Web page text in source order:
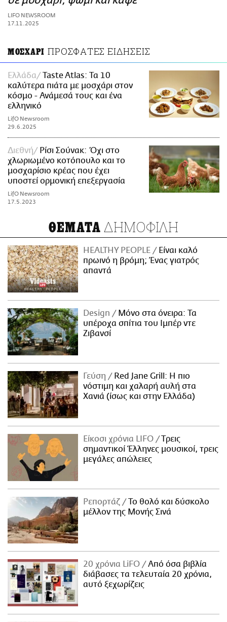
ΑΜΠΑ
PRINT
LIFO NEWSROOM
17.11.2025
ΜΟΣΧΑΡΙ ΠΡΟΣΦΑΤΕΣ ΕΙΔΗΣΕΙΣ
Ελλάδα
Taste Atlas: Τα 10
καλύτερα πιάτα με μοσχάρι στον
κόσμο - Ανάμεσά τους και ένα
ελληνικό
LifO Newsroom
29.6.2025
Διεθνή
Ρίσι Σούνακ: Όχι στο
χλωριωμένο κοτόπουλο και το
μοσχαρίσιο κρέας που έχει
υποστεί ορμονική επεξεργασία
LifO Newsroom
17.5.2023
ΘΕΜΑΤΑ ΔΗΜΟΦΙΛΗ
HEALTHY PEOPLE
Είναι καλό
πρωινό η βρόμη; Ένας γιατρός
απαντά
Design
Μόνο στα όνειρα: Τα
υπέροχα σπίτια του Ιμπέρ ντε
Ζιβανσί
Γεύση
Red Jane Grill: Η πιο
νόστιμη και χαλαρή αυλή στα
Χανιά (ίσως και στην Ελλάδα)
Είκοσι χρόνια LIFO
Tρεις
σημαντικοί Έλληνες μουσικοί, τρεις
μεγάλες απώλειες
Ρεπορτάζ
Το θολό και δύσκολο
μέλλον της Μονής Σινά
20 χρόνια LiFO
Από όσα βιβλία
διάβασες τα τελευταία 20 χρόνια,
αυτό ξεχωρίζεις